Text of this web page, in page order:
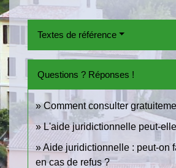
Textes de référence
Questions ? Réponses !
Comment consulter
L'aide juridictionnelle peut-
Aide juridictionnelle : peut-on
en cas de refus ?